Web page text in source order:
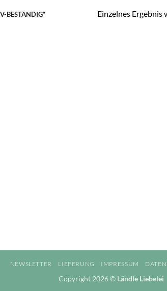
BESTÄNDIG“ Einzelnes Ergebnis
NEWSLETTER LIEFERUNG IMPRESSUM
Copyright 2026 © Ländle Liebelei